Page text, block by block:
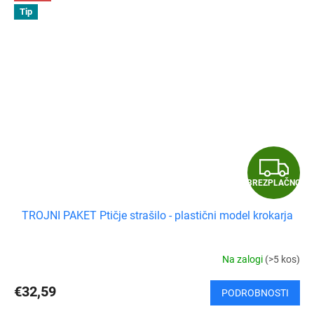
Tip
B
R
E
Z
P
BREZPLAČNO
TROJNI PAKET Ptičje strašilo - plastični model krokarja
Na zalogi (>5 kos)
€32,59 PODROBNOSTI